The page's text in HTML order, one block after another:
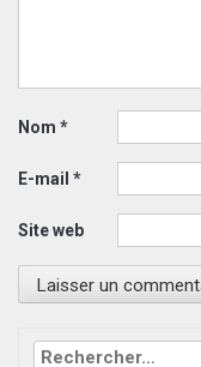
Nom *
E-mail *
Site web
Rechercher :